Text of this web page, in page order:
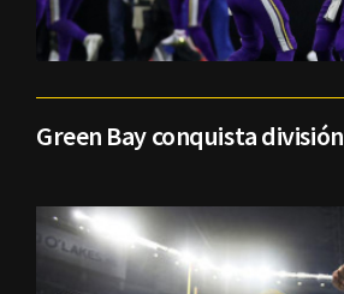
Green Bay conquista división